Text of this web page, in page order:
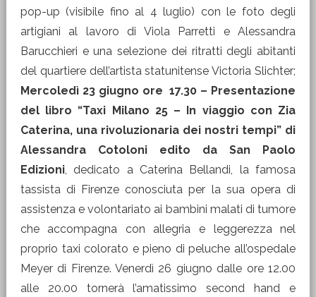
pop-up (visibile fino al 4 luglio) con le foto degli
artigiani al lavoro di Viola Parretti e Alessandra
Barucchieri e una selezione dei ritratti degli abitanti
del quartiere dell’artista statunitense Victoria Slichter;
Mercoledì 23 giugno ore 17.30 – Presentazione
del libro “Taxi Milano 25 – In viaggio con Zia
Caterina, una rivoluzionaria dei nostri tempi” di
Alessandra Cotoloni edito da San Paolo
Edizioni, dedicato a Caterina Bellandi, la famosa
tassista di Firenze conosciuta per la sua opera di
assistenza e volontariato ai bambini malati di tumore
che accompagna con allegria e leggerezza nel
proprio taxi colorato e pieno di peluche all’ospedale
Meyer di Firenze. Venerdì 26 giugno dalle ore 12.00
alle 20.00 tornerà l’amatissimo second hand e